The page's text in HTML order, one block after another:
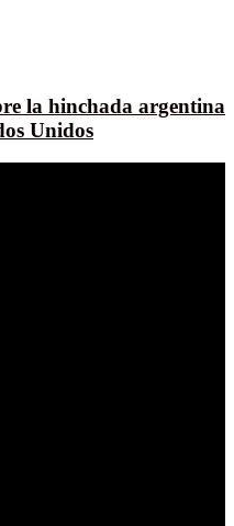
la hinchada argentina
Unidos